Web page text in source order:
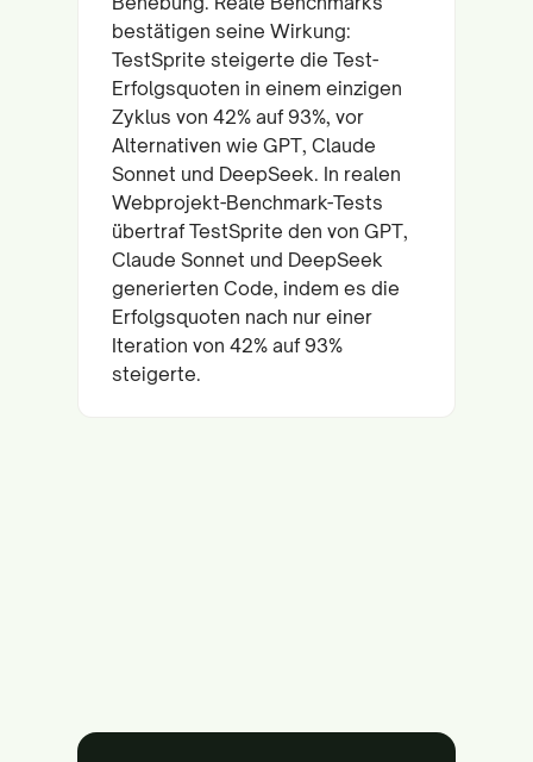
bestätigen seine Wirkung:
TestSprite steigerte die Test-
Erfolgsquoten in einem einzigen
Zyklus von 42% auf 93%, vor
Alternativen wie GPT, Claude
Sonnet und DeepSeek. In realen
Webprojekt-Benchmark-Tests
übertraf TestSprite den von GPT,
Claude Sonnet und DeepSeek
generierten Code, indem es die
Erfolgsquoten nach nur einer
Iteration von 42% auf 93%
steigerte.